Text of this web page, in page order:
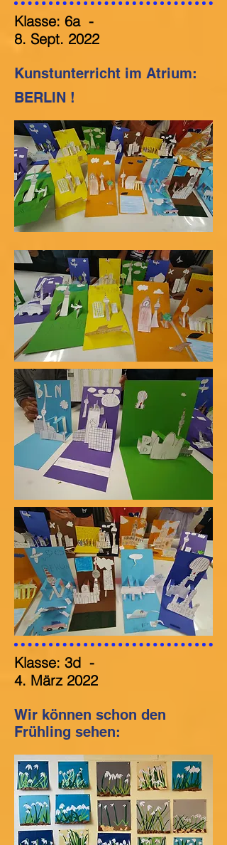
Klasse: 6a -
8. Sept. 2022
Kunstunterricht im Atrium:
BERLIN !
Klasse: 3d -
4. März2022
Wir können schon den
Frühling sehen: